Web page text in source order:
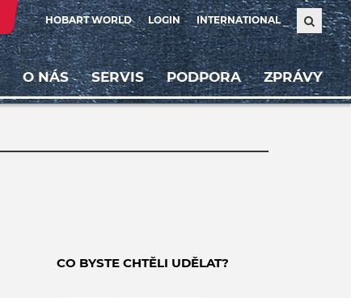
HOBART WORLD LOGIN INTERNATIONAL
O NÁS SERVIS PODPORA ZPRÁVY
CO BYSTE CHTĚLI UDĚLAT?